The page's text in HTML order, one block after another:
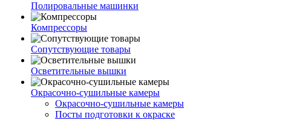
Полировальные машинки
Компрессоры
Сопутствующие товары
Осветительные вышки
Окрасочно-сушильные камеры
Окрасочно-сушильные камеры
Посты подготовки к окраске